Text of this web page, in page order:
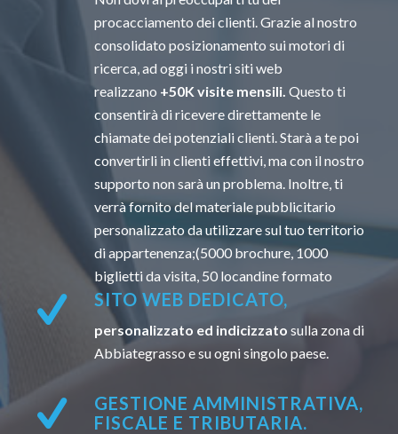
procacciamento dei clienti. Grazie al nostro
consolidato posizionamento sui motori di
ricerca, ad oggi i nostri siti web
realizzano +50K visite mensili. Questo ti
consentirà di ricevere direttamente le
chiamate dei potenziali clienti. Starà a te poi
convertirli in clienti effettivi, ma con il nostro
supporto non sarà un problema. Inoltre, ti
verrà fornito del materiale pubblicitario
personalizzato da utilizzare sul tuo territorio
di appartenenza;(5000 brochure, 1000
biglietti da visita, 50 locandine formato
SITO WEB DEDICATO,
personalizzato ed indicizzato sulla zona di
Abbiategrasso e su ogni singolo paese.
GESTIONE AMMINISTRATIVA,
FISCALE E TRIBUTARIA.